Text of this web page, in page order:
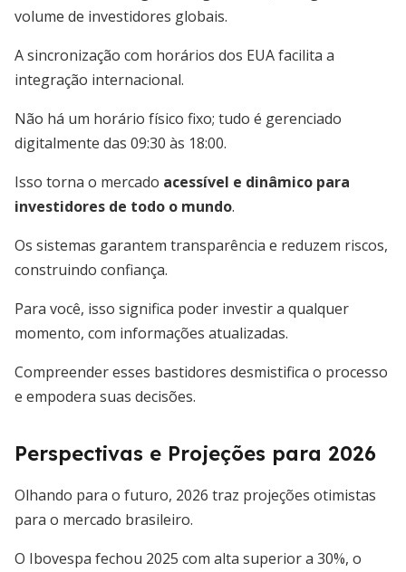
volume de investidores globais.
A sincronização com horários dos EUA facilita a
integração internacional.
Não há um horário físico fixo; tudo é gerenciado
digitalmente das 09:30 às 18:00.
Isso torna o mercado acessível e dinâmico para
investidores de todo o mundo.
Os sistemas garantem transparência e reduzem riscos,
construindo confiança.
Para você, isso significa poder investir a qualquer
momento, com informações atualizadas.
Compreender esses bastidores desmistifica o processo
e empodera suas decisões.
Perspectivas e Projeções para 2026
Olhando para o futuro, 2026 traz projeções otimistas
para o mercado brasileiro.
O Ibovespa fechou 2025 com alta superior a 30%, o